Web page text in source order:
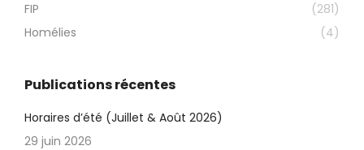
FIP
(281)
Homélies
(4)
Publications récentes
Horaires d’été (Juillet & Août 2026)
29 juin 2026